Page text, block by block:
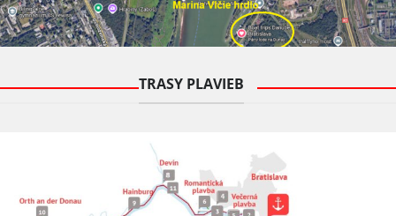
TRASY PLAVIEB